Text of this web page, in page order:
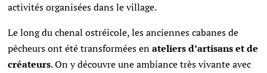
activités organisées dans le village.
Le long du chenal ostréicole, les anciennes cabanes de
pêcheurs ont été transformées enateliers d’artisans et de
créateurs. On y découvre une ambiance très vivante avec